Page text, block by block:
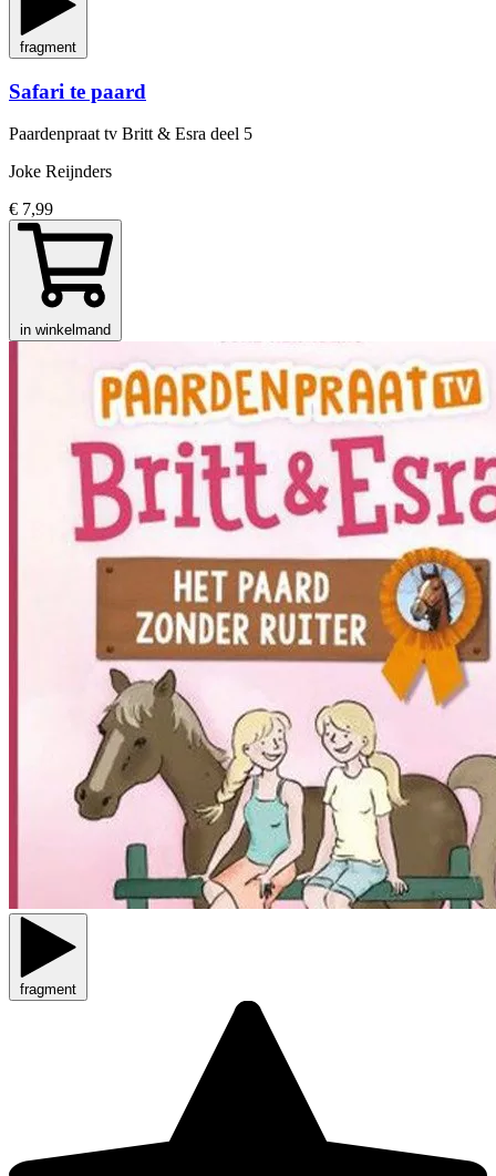
fragment
Safari te paard
Paardenpraat tv Britt & Esra deel 5
Joke Reijnders
€ 7,99
in winkelmand
fragment